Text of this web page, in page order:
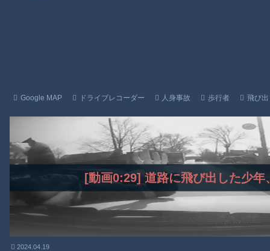
Google MAP ドライブレコーダー 人身事故 歩行者 飛び
[動画0:29] 道路に飛び出した少年
2024.04.19